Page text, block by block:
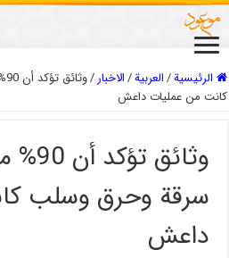
الرئيسية/العربیة/الاخبار/
كانت من عمليات داعش
وثائق
سرقة وحرق وسلب
داعش